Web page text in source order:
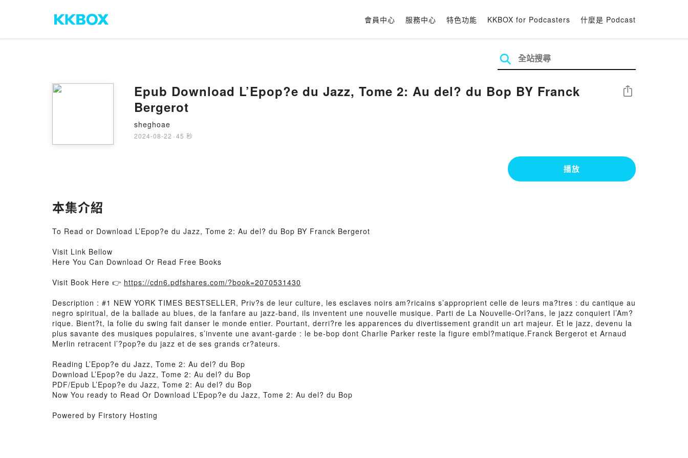
會員中心 服務中心 特色功能 KKBOX for Podcasters 什麼是 Podcast
Epub Download L’Epop?e du Jazz, Tome 2: Au del? du Bop BY Franck
Bergerot
sheghoae
2024-08-22 · 45 秒
分享
播放
本集介紹
To Read or Download L’Epop?e du Jazz, Tome 2: Au del? du Bop BY Franck Bergerot
Visit Link Bellow
Here You Can Download Or Read Free Books
Visit Book Here 👉 https://cdn6.pdfshares.com/?book=2070531430
Description : #1 NEW YORK TIMES BESTSELLER, Priv?s de leur culture, les esclaves noirs am?ricains s’approprient celle de leurs ma?tres : du cantique au
negro spiritual, de la ballade au blues, de la fanfare au jazz-band, ils inventent une nouvelle musique. Parti de La Nouvelle-Orl?ans, le jazz conquiert l’Am?
rique. Bient?t, la folie du swing fait danser le monde entier. Pourtant, derri?re les apparences du divertissement grandit un art majeur. Et le jazz, devenu la
plus savante des musiques populaires, s’invente une avant-garde : le be-bop dont Charlie Parker reste la figure embl?matique.Franck Bergerot et Arnaud
Merlin retracent l’?pop?e du jazz et de ses grands cr?ateurs.
Reading L’Epop?e du Jazz, Tome 2: Au del? du Bop
Download L’Epop?e du Jazz, Tome 2: Au del? du Bop
PDF/Epub L’Epop?e du Jazz, Tome 2: Au del? du Bop
Now You ready to Read Or Download L’Epop?e du Jazz, Tome 2: Au del? du Bop
Powered by Firstory Hosting